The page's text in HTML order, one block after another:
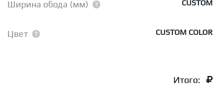
Ширина обода (мм) CUSTOM
Цвет CUSTOM COLOR
Итого: